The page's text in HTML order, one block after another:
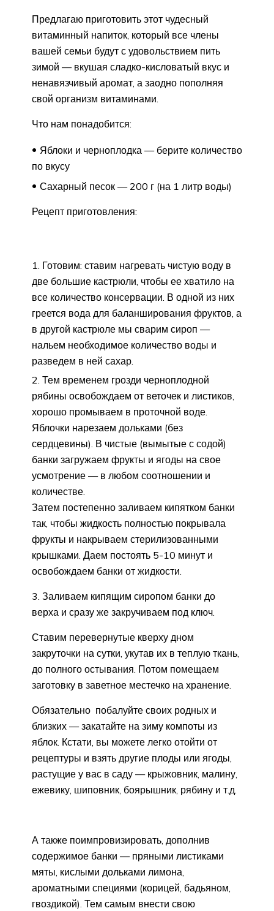
Предлагаю приготовить этот чудесный
витаминный напиток, который все члены
вашей семьи будут с удовольствием пить
зимой — вкушая сладко-кисловатый вкус и
ненавязчивый аромат, а заодно пополняя
свой организм витаминами.
Что нам понадобится:
Яблоки и черноплодка — берите количество
по вкусу
Сахарный песок — 200 г (на 1 литр воды)
Рецепт приготовления:
Готовим: ставим нагревать чистую воду в
две большие кастрюли, чтобы ее хватило на
все количество консервации. В одной из них
греется вода для баланширования фруктов, а
в другой кастрюле мы сварим сироп —
нальем необходимое количество воды и
разведем в ней сахар.
Тем временем грозди черноплодной
рябины освобождаем от веточек и листиков,
хорошо промываем в проточной воде.
Яблочки нарезаем дольками (без
сердцевины). В чистые (вымытые с содой)
банки загружаем фрукты и ягоды на свое
усмотрение — в любом соотношении и
количестве.
Затем постепенно заливаем кипятком банки
так, чтобы жидкость полностью покрывала
фрукты и накрываем стерилизованными
крышками. Даем постоять 5-10 минут и
освобождаем банки от жидкости.
Заливаем кипящим сиропом банки до
верха и сразу же закручиваем под ключ.
Ставим перевернутые кверху дном
закруточки на сутки, укутав их в теплую ткань,
до полного остывания. Потом помещаем
заготовку в заветное местечко на хранение.
Обязательно побалуйте своих родных и
близких — закатайте на зиму компоты из
яблок. Кстати, вы можете легко отойти от
рецептуры и взять другие плоды или ягоды,
растущие у вас в саду — крыжовник, малину,
ежевику, шиповник, боярышник, рябину и т.д.
А также поимпровизировать, дополнив
содержимое банки — пряными листиками
мяты, кислыми дольками лимона,
ароматными специями (корицей, бадьяном,
гвоздикой). Тем самым внести свою